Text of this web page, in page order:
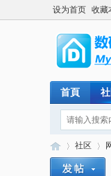
设为首页 收藏
首頁
社区